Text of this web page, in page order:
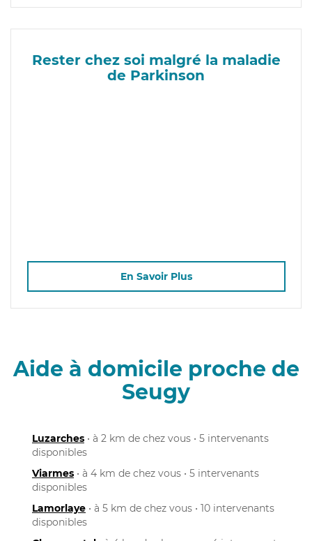
Rester chez soi malgré la maladie
de Parkinson
En Savoir Plus
Aide à domicile proche de
Seugy
Luzarches • à 2 km de chez vous • 5 intervenants
disponibles
Viarmes • à 4 km de chez vous • 5 intervenants
disponibles
Lamorlaye • à 5 km de chez vous • 10 intervenants
disponibles